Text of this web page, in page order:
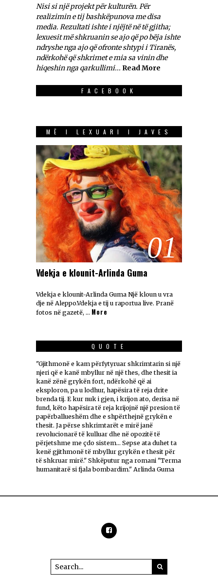
Nisi si një projekt për kulturën. Për
realizimin e tij bashkëpunova me disa
media. Rezultati ishte i njëjtë në të gjitha;
lexuesit më shkruanin se ajo që po bëja ishte
ndryshe nga ajo që ofronte shtypi i Tiranës,
ndërkohë që shkrimet e mia sa vinin dhe
hiqeshin nga qarkullimi... Read More
FACEBOOK
MË I LEXUARI I JAVES
01
Vdekja e klounit-Arlinda Guma
Vdekja e klounit-Arlinda Guma Një kloun u vra
dje në Aleppo.Vdekja e tij u raportua live. Pranë
fotos në gazetë, … More
QUOTE
"Gjithmonë e kam përfytyruar shkrimtarin si një
njeri që e kanë mbyllur në një thes, dhe thesit ia
kanë zënë grykën fort, ndërkohë që ai
eksploron, pa u lodhur, hapësira të reja drite
brenda tij. E kur nuk i gjen, i krijon ato, derisa në
fund, këto hapësira të reja krijojnë një presion të
papërballueshëm dhe e shpërthejnë grykën e
thesit. Ja përse shkrimtarët e mirë janë
revolucionarë të kulluar dhe në opozitë të
përjetshme me çdo sistem... Sepse ata duhet ta
kenë gjithmonë të mbyllur grykën e thesit për
të shkruar mirë." Shkëputur nga romani "Terma
humanitarë si fjala bombardim." Arlinda Guma